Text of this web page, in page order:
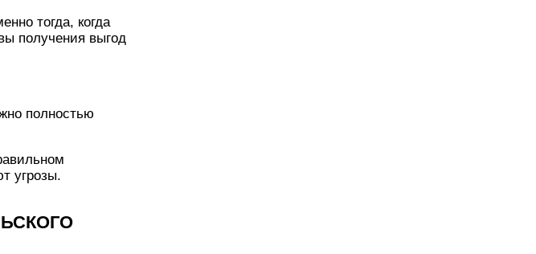
тогда, когда
получения выгод
полностью
угрозы.